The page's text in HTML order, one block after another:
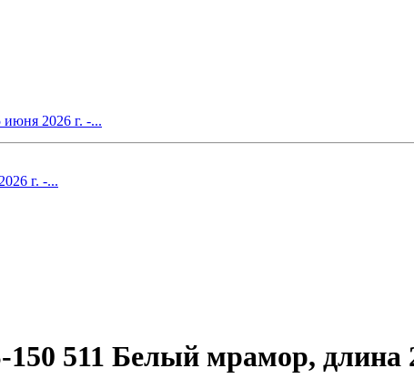
2026 г. -...
г. -...
511 Белый мрамор, длина